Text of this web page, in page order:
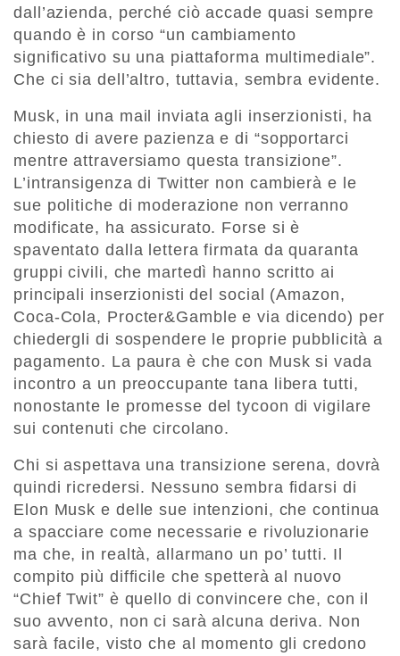
dall’azienda, perché ciò accade quasi sempre
quando è in corso “un cambiamento
significativo su una piattaforma multimediale”.
Che ci sia dell’altro, tuttavia, sembra evidente.
Musk, in una mail inviata agli inserzionisti, ha
chiesto di avere pazienza e di “sopportarci
mentre attraversiamo questa transizione”.
L’intransigenza di Twitter non cambierà e le
sue politiche di moderazione non verranno
modificate, ha assicurato. Forse si è
spaventato dalla lettera firmata da quaranta
gruppi civili, che martedì hanno scritto ai
principali inserzionisti del social (Amazon,
Coca-Cola, Procter&Gamble e via dicendo) per
chiedergli di sospendere le proprie pubblicità a
pagamento. La paura è che con Musk si vada
incontro a un preoccupante tana libera tutti,
nonostante le promesse del tycoon di vigilare
sui contenuti che circolano.
Chi si aspettava una transizione serena, dovrà
quindi ricredersi. Nessuno sembra fidarsi di
Elon Musk e delle sue intenzioni, che continua
a spacciare come necessarie e rivoluzionarie
ma che, in realtà, allarmano un po’ tutti. Il
compito più difficile che spetterà al nuovo
“Chief Twit” è quello di convincere che, con il
suo avvento, non ci sarà alcuna deriva. Non
sarà facile, visto che al momento gli credono